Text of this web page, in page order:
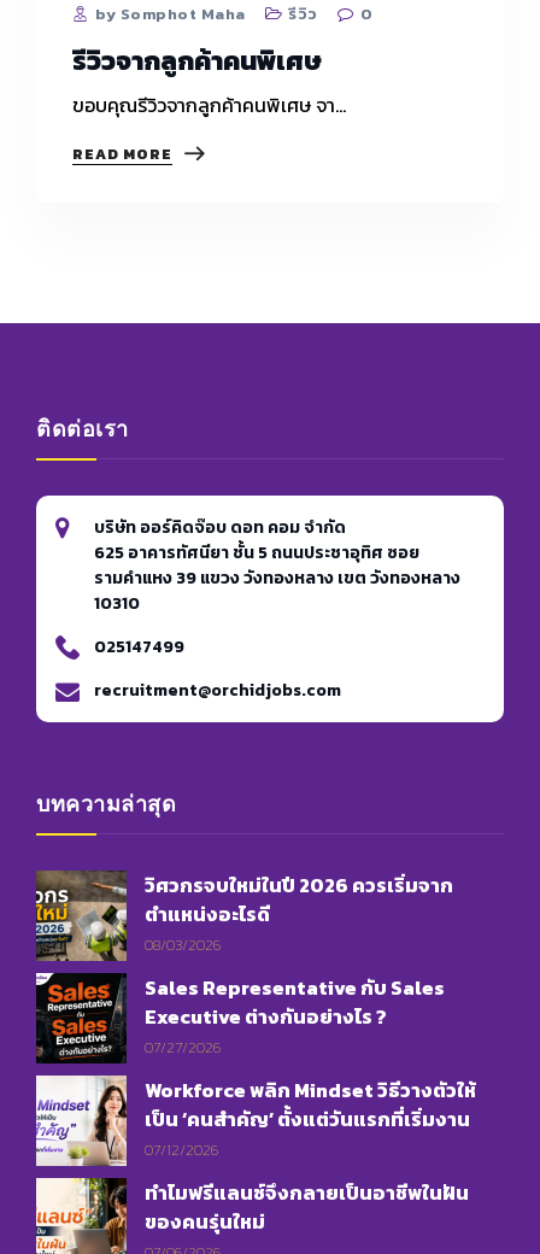
by Somphot Maha รีวิว 0
รีวิวจากลูกค้าคนพิเศษ
ขอบคุณรีวิวจากลูกค้าคนพิเศษ จา…
READ MORE รีวิว
ติดต่อเรา
บริษัท ออร์คิดจ๊อบ ดอท คอม จำกัด
625 อาคารทัศนียา ชั้น 5 ถนนประชาอุทิศ ซอย
รามคำแหง 39 แขวง วังทองหลาง เขต วังทองหลาง
10310
025147499
recruitment@orchidjobs.com
บทความล่าสุด
วิศวกรจบใหม่ในปี 2026 ควรเริ่มจาก
ตำแหน่งอะไรดี
08/03/2026
Sales Representative กับ Sales
Executive ต่างกันอย่างไร ?
07/27/2026
Workforce พลิก Mindset วิธีวางตัวให้
เป็น ‘คนสำคัญ’ ตั้งแต่วันแรกที่เริ่มงาน
07/12/2026
ทำไมฟรีแลนซ์จึงกลายเป็นอาชีพในฝัน
ของคนรุ่นใหม่